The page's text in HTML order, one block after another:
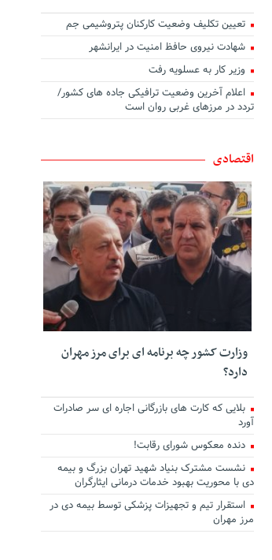
تعیین تکلیف وضعیت کارکنان پتروشیمی جم
شهادت نیروی حافظ امنیت در ایرانشهر
وزیر کار به عسلویه رفت
اعلام آخرین وضعیت ترافیکی جاده های کشور/
تردد در مرزهای غربی روان است
اقتصادی
وزارت کشور چه برنامه ای برای مرز مهران
دارد؟
بلایی که کارت های بازرگانی اجاره ای سر صادرات
آورد
دنده معکوس شورای رقابت!
نشست مشترک بنیاد شهید تهران بزرگ و بیمه
دی با محوریت بهبود خدمات درمانی ایثارگران
استقرار تیم و تجهیزات پزشکی توسط بیمه دی در
مرز مهران